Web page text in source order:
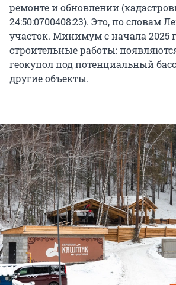
ремонте и обновлении
24:50:0700408:23). Это, по словам
участок. Минимум с начала 2025
строительные работы:
геокупол под потенциальный
другие объекты.